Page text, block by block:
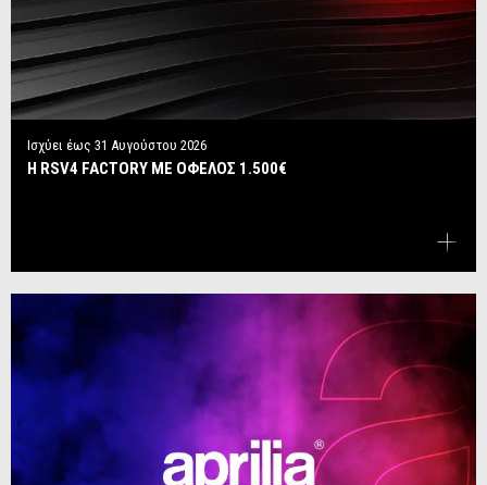
Ισχύει έως 31 Αυγούστου 2026
Η RSV4 FACTORY ΜΕ ΟΦΕΛΟΣ 1.500€